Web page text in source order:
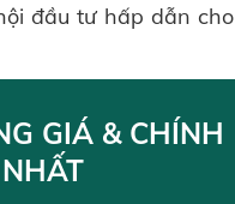
đầu tư hấp dẫn cho
GIÁ & CHÍNH